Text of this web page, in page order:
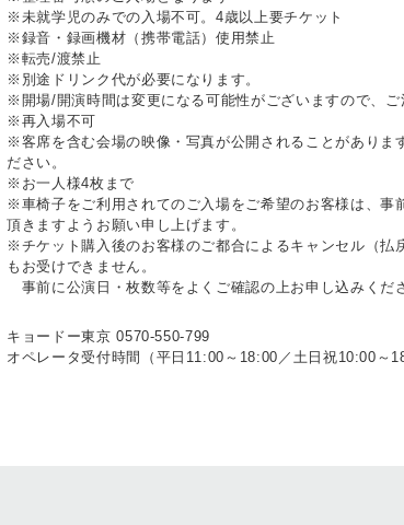
※未就学児のみでの入場不可。4歳以上要チケット
※録音・録画機材（携帯電話）使用禁止
※転売/渡禁止
※別途ドリンク代が必要になります。
※開場/開演時間は変更になる可能性がございますので、ご
※再入場不可
※客席を含む会場の映像・写真が公開されることがありま
ださい。
※お一人様4枚まで
※車椅子をご利用されてのご入場をご希望のお客様は、事
頂きますようお願い申し上げます。
※チケット購入後のお客様のご都合によるキャンセル（払
もお受けできません。
事前に公演日・枚数等をよくご確認の上お申し込みくだ
キョードー東京 0570-550-799
オペレータ受付時間（平日11:00～18:00／土日祝10:00～